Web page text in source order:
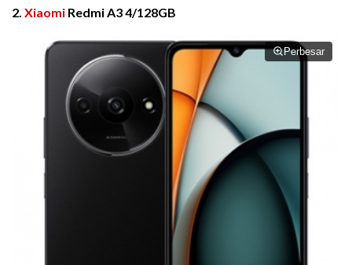
2. Xiaomi Redmi A3 4/128GB
Perbesar